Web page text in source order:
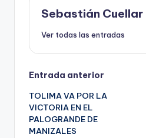
Sebastián Cuellar
Ver todas las entradas
Navegación
de
entradas
Entrada anterior
TOLIMA VA POR LA
VICTORIA EN EL
PALOGRANDE DE
MANIZALES